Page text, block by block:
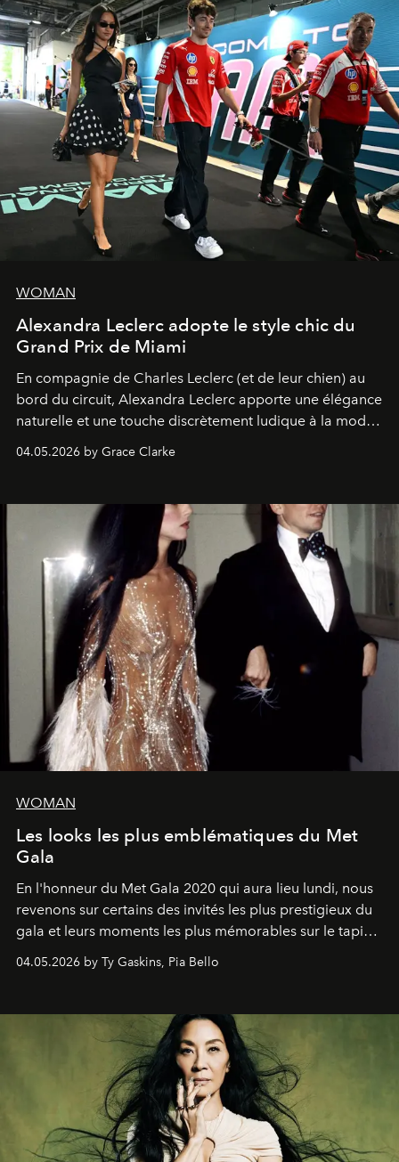
WOMAN
Alexandra Leclerc adopte le style chic du
Grand Prix de Miami
En compagnie de Charles Leclerc (et de leur chien) au
bord du circuit, Alexandra Leclerc apporte une élégance
naturelle et une touche discrètement ludique à la mode
04.05.2026 by Grace Clarke
WOMAN
Les looks les plus emblématiques du Met
Gala
En l'honneur du Met Gala 2020 qui aura lieu lundi, nous
revenons sur certains des invités les plus prestigieux du
gala et leurs moments les plus mémorables sur le tapis
04.05.2026 by Ty Gaskins, Pia Bello